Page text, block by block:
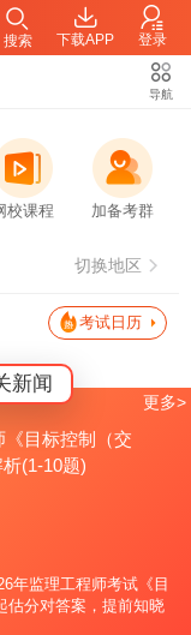
下载APP 登录
搜索
导航
校课程 加备考群
切换地区
考试日历
新闻
《目标控制（交
(1-10题)
年监理工程师考试《目
估分对答案，提前知晓
更多>